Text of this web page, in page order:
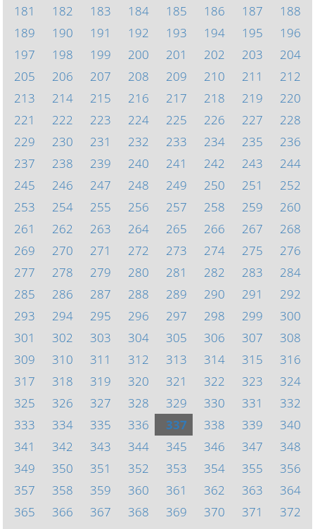
181
182 183 184 185 186 187
188
189
190 191 192 193 194 195
196
197
198 199 200 201 202 203
204
205
206 207 208 209 210 211
212
213
214 215 216 217 218 219
220
221
222 223 224 225 226 227
228
229
230 231 232 233 234 235
236
237
238 239 240 241 242 243
244
245
246 247 248 249 250 251
252
253
254 255 256 257 258 259
260
261
262 263 264 265 266 267
268
269
270 271 272 273 274 275
276
277
278 279 280 281 282 283
284
285
286 287 288 289 290 291
292
293
294 295 296 297 298 299
300
301
302 303 304 305 306 307
308
309
310 311 312 313 314 315
316
317
318 319 320 321 322 323
324
325
326 327 328 329 330 331
332
333
334 335 336 337 338 339
340
341
342 343 344 345 346 347
348
349
350 351 352 353 354 355
356
357
358 359 360 361 362 363
364
365
366 367 368 369 370 371
372